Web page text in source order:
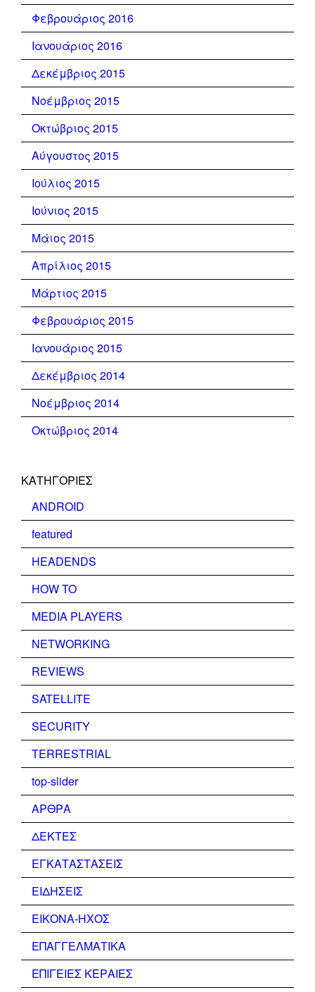
Φεβρουάριος 2016
Ιανουάριος 2016
Δεκέμβριος 2015
Νοέμβριος 2015
Οκτώβριος 2015
Αύγουστος 2015
Ιούλιος 2015
Ιούνιος 2015
Μάιος 2015
Απρίλιος 2015
Μάρτιος 2015
Φεβρουάριος 2015
Ιανουάριος 2015
Δεκέμβριος 2014
Νοέμβριος 2014
Οκτώβριος 2014
KΑΤΗΓΟΡΊΕΣ
ANDROID
featured
HEADENDS
HOW TO
MEDIA PLAYERS
NETWORKING
REVIEWS
SATELLITE
SECURITY
TERRESTRIAL
top-slider
ΑΡΘΡΑ
ΔΕΚΤΕΣ
ΕΓΚΑΤΑΣΤΑΣΕΙΣ
ΕΙΔΗΣΕΙΣ
ΕΙΚΟΝΑ-ΗΧΟΣ
ΕΠΑΓΓΕΛΜΑΤΙΚΑ
ΕΠΙΓΕΙΕΣ ΚΕΡΑΙΕΣ